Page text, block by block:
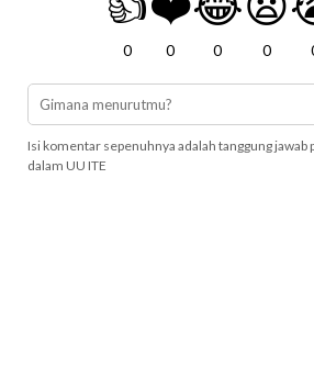
0 0 0 0
Isi komentar sepenuhnya adalah tanggung jawab
dalam UU ITE